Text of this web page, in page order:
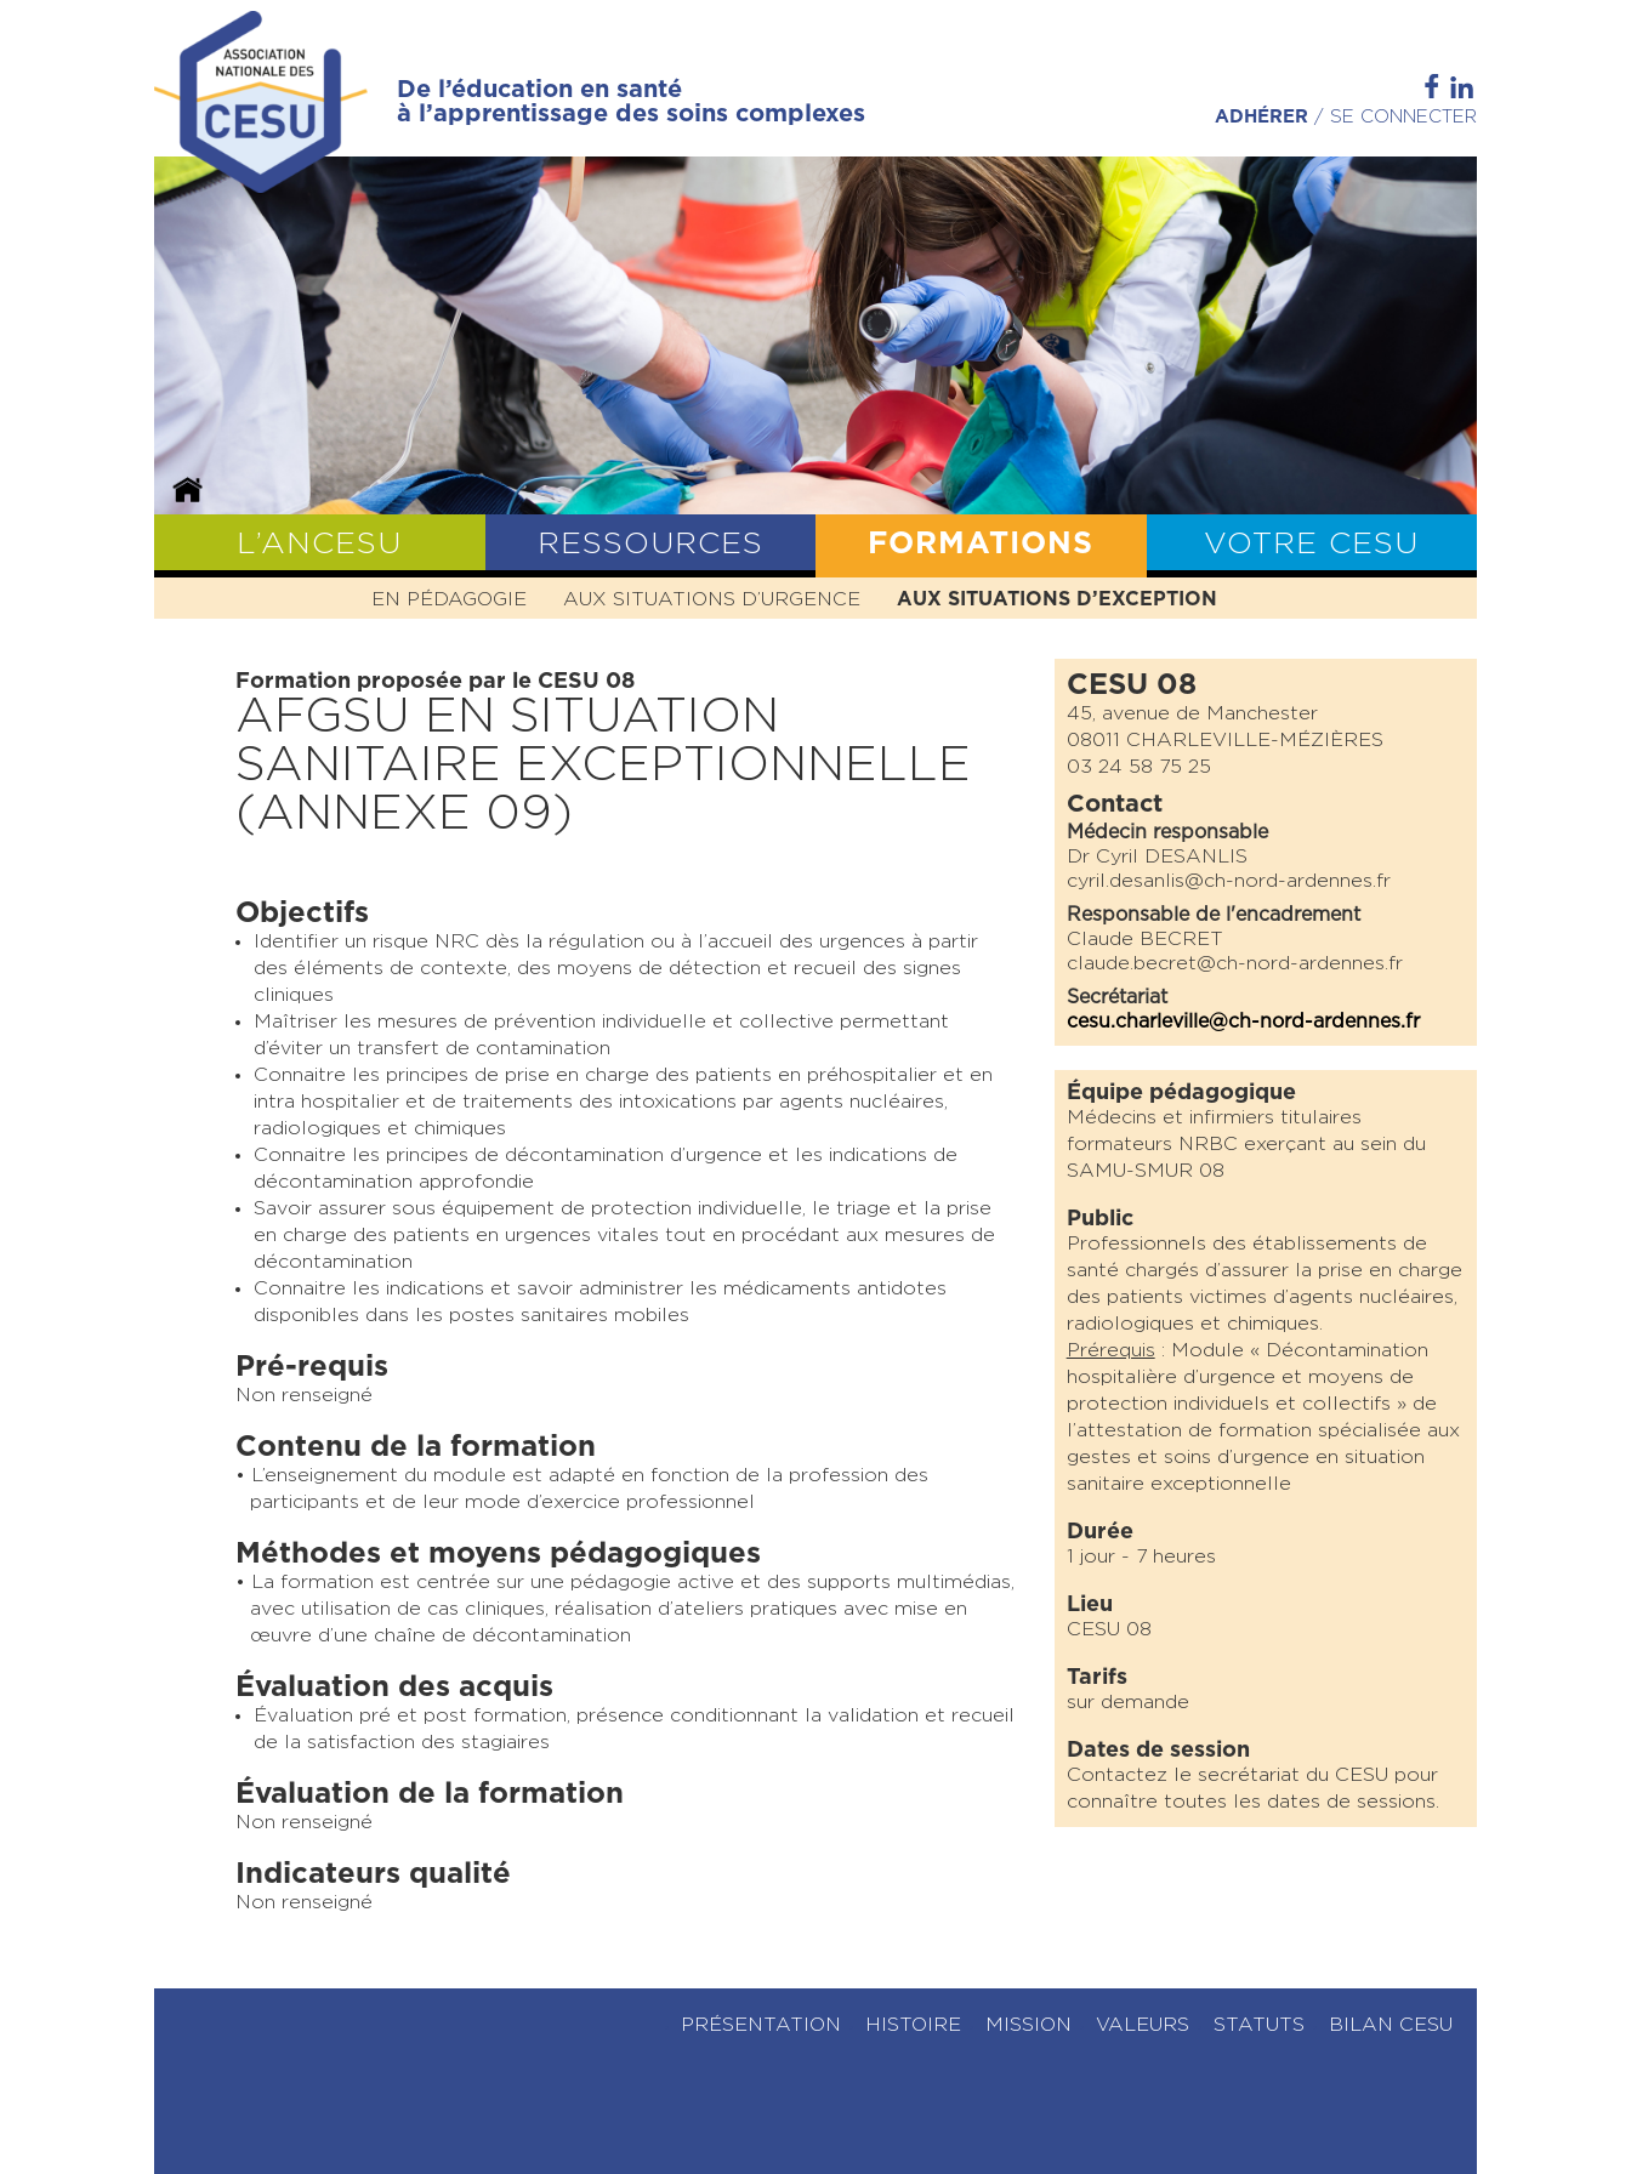
De l’éducation en santé
à l’apprentissage des soins complexes
ADHÉRER / SE CONNECTER
L’ANCESU
PRÉSENTATION HISTOIRE MISSION VALEURS STATUTS BILAN CESU
RESSOURCES FORMATIONS
EN PÉDAGOGIE AUX SITUATIONS D’URGENCE AUX SITUATIONS D’EXCEPTION
VOTRE CESU
Formation proposée par le CESU 08
AFGSU EN SITUATION
SANITAIRE EXCEPTIONNELLE
(ANNEXE 09)
Objectifs
Identifier un risque NRC dès la régulation ou à l’accueil des urgences à partir
des éléments de contexte, des moyens de détection et recueil des signes
cliniques
Maîtriser les mesures de prévention individuelle et collective permettant
d’éviter un transfert de contamination
Connaitre les principes de prise en charge des patients en préhospitalier et en
intra hospitalier et de traitements des intoxications par agents nucléaires,
radiologiques et chimiques
Connaitre les principes de décontamination d’urgence et les indications de
décontamination approfondie
Savoir assurer sous équipement de protection individuelle, le triage et la prise
en charge des patients en urgences vitales tout en procédant aux mesures de
décontamination
Connaitre les indications et savoir administrer les médicaments antidotes
disponibles dans les postes sanitaires mobiles
Pré-requis
Non renseigné
Contenu de la formation
L’enseignement du module est adapté en fonction de la profession des
participants et de leur mode d’exercice professionnel
Méthodes et moyens pédagogiques
La formation est centrée sur une pédagogie active et des supports multimédias,
avec utilisation de cas cliniques, réalisation d’ateliers pratiques avec mise en
œuvre d’une chaîne de décontamination
Évaluation des acquis
Évaluation pré et post formation, présence conditionnant la validation et recueil
de la satisfaction des stagiaires
Évaluation de la formation
Non renseigné
Indicateurs qualité
Non renseigné
CESU 08
45, avenue de Manchester
08011 CHARLEVILLE-MÉZIÈRES
03 24 58 75 25
Contact
Médecin responsable
Dr Cyril DESANLIS
cyril.desanlis@ch-nord-ardennes.fr
Responsable de l'encadrement
Claude BECRET
claude.becret@ch-nord-ardennes.fr
Secrétariat
cesu.charleville@ch-nord-ardennes.fr
Équipe pédagogique
Médecins et infirmiers titulaires
formateurs NRBC exerçant au sein du
SAMU-SMUR 08
Public
Professionnels des établissements de
santé chargés d’assurer la prise en charge
des patients victimes d’agents nucléaires,
radiologiques et chimiques.
Prérequis : Module « Décontamination
hospitalière d’urgence et moyens de
protection individuels et collectifs » de
l’attestation de formation spécialisée aux
gestes et soins d’urgence en situation
sanitaire exceptionnelle
Durée
1 jour - 7 heures
Lieu
CESU 08
Tarifs
sur demande
Dates de session
Contactez le secrétariat du CESU pour
connaître toutes les dates de sessions.
PRÉSENTATION HISTOIRE MISSION VALEURS STATUTS BILAN CESU